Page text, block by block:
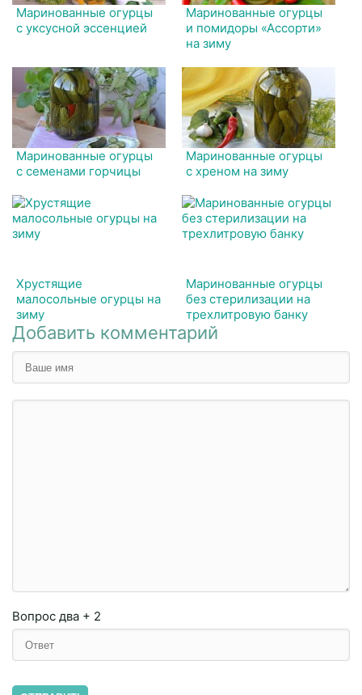
Маринованные огурцы
с уксусной эссенцией
Маринованные огурцы
и помидоры «Ассорти»
на зиму
Маринованные огурцы
с семенами горчицы
Маринованные огурцы
с хреном на зиму
Хрустящие
малосольные огурцы на
зиму
Маринованные огурцы
без стерилизации на
трехлитровую банку
Добавить комментарий
Вопрос два + 2